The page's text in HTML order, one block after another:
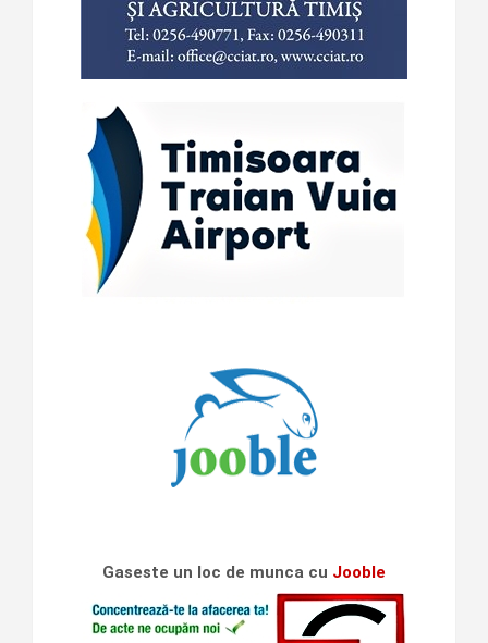
Gaseste un loc de munca cu Jooble